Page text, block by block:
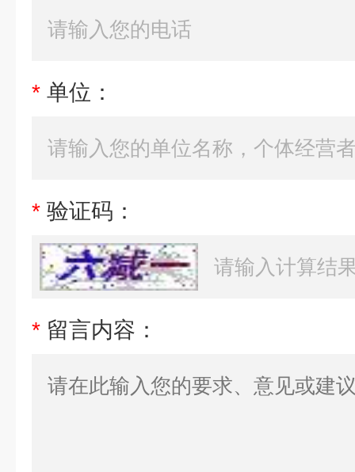
* 单位：
* 验证码：
* 留言内容：